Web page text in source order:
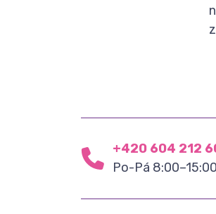
+420 604 212
Po-Pá 8:00–15:00